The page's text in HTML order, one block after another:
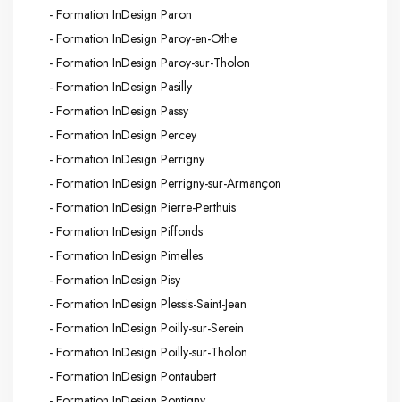
- Formation InDesign Paron
- Formation InDesign Paroy-en-Othe
- Formation InDesign Paroy-sur-Tholon
- Formation InDesign Pasilly
- Formation InDesign Passy
- Formation InDesign Percey
- Formation InDesign Perrigny
- Formation InDesign Perrigny-sur-Armançon
- Formation InDesign Pierre-Perthuis
- Formation InDesign Piffonds
- Formation InDesign Pimelles
- Formation InDesign Pisy
- Formation InDesign Plessis-Saint-Jean
- Formation InDesign Poilly-sur-Serein
- Formation InDesign Poilly-sur-Tholon
- Formation InDesign Pontaubert